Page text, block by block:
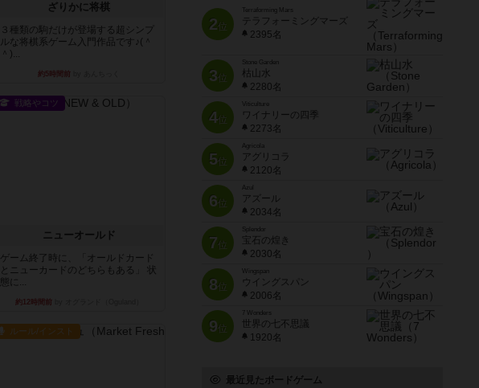
ざりかに将棋
３種類の駒だけが登場する超シンプ
ルな将棋系ゲーム入門作品です♪(＾
＾)...
約5時間前
戦略やコツ
ニューオールド
ゲーム終了時に、「オールドカード
とニューカードのどちらもある」 状
態に...
約12時間前
ルール/インスト
2位
Terraforming Mars
テラフォーミングマーズ
2395名
3位
Stone Garden
枯山水
2280名
4位
Viticulture
ワイナリーの四季
2273名
5位
Agricola
アグリコラ
2120名
6位
Azul
アズール
2034名
7位
宝石の煌き
2030名
8位
Wingspan
ウイングスパン
2006名
9位
7 Wonders
世界の七不思議
1920名
最近見たボードゲーム